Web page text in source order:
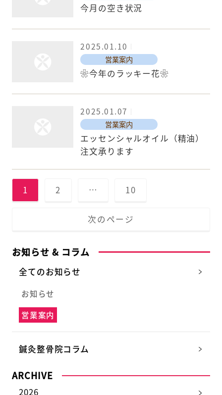
今月の空き状況
2025.01.10
営業案内
❀今年のラッキー花❀
2025.01.07
営業案内
エッセンシャルオイル（精油）
注文承ります
1 2 … 10
次のページ
お知らせ & コラム
全てのお知らせ
お知らせ
営業案内
鍼灸整骨院コラム
ARCHIVE
2026